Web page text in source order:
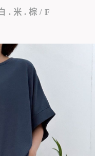
. 米 . 棕 / F